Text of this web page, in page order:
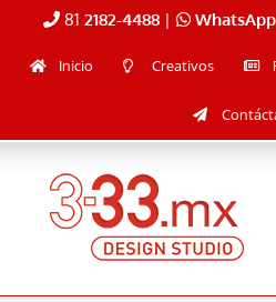
81 2182-4488 | WhatsApp
Inicio Creativos